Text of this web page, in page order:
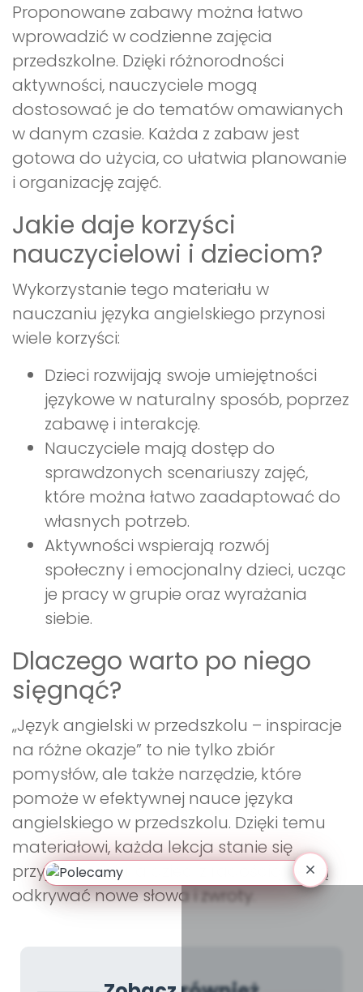
Proponowane zabawy można łatwo
wprowadzić w codzienne zajęcia
przedszkolne. Dzięki różnorodności
aktywności, nauczyciele mogą
dostosować je do tematów omawianych
w danym czasie. Każda z zabaw jest
gotowa do użycia, co ułatwia planowanie
i organizację zajęć.
Jakie daje korzyści
nauczycielowi i dzieciom?
Wykorzystanie tego materiału w
nauczaniu języka angielskiego przynosi
wiele korzyści:
Dzieci rozwijają swoje umiejętności
językowe w naturalny sposób, poprzez
zabawę i interakcję.
Nauczyciele mają dostęp do
sprawdzonych scenariuszy zajęć,
które można łatwo zaadaptować do
własnych potrzeb.
Aktywności wspierają rozwój
społeczny i emocjonalny dzieci, ucząc
je pracy w grupie oraz wyrażania
siebie.
Dlaczego warto po niego
sięgnąć?
„Język angielski w przedszkolu – inspiracje
na różne okazje” to nie tylko zbiór
pomysłów, ale także narzędzie, które
pomoże w efektywnej nauce języka
angielskiego w przedszkolu. Dzięki temu
materiałowi, każda lekcja stanie się
przyjemnością, a dzieci z radością będą
odkrywać nowe słowa i zwroty.